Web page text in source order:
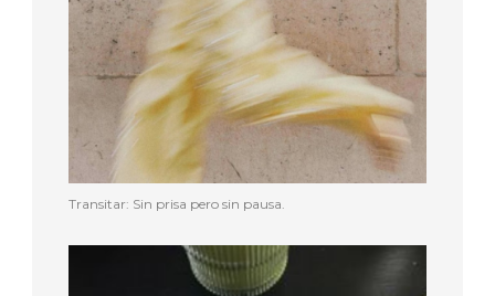
Transitar: Sin prisa pero sin pausa.